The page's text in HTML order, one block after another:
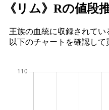
《リム》Rの値段
王族の血統に収録されてい
以下のチャートを確認して